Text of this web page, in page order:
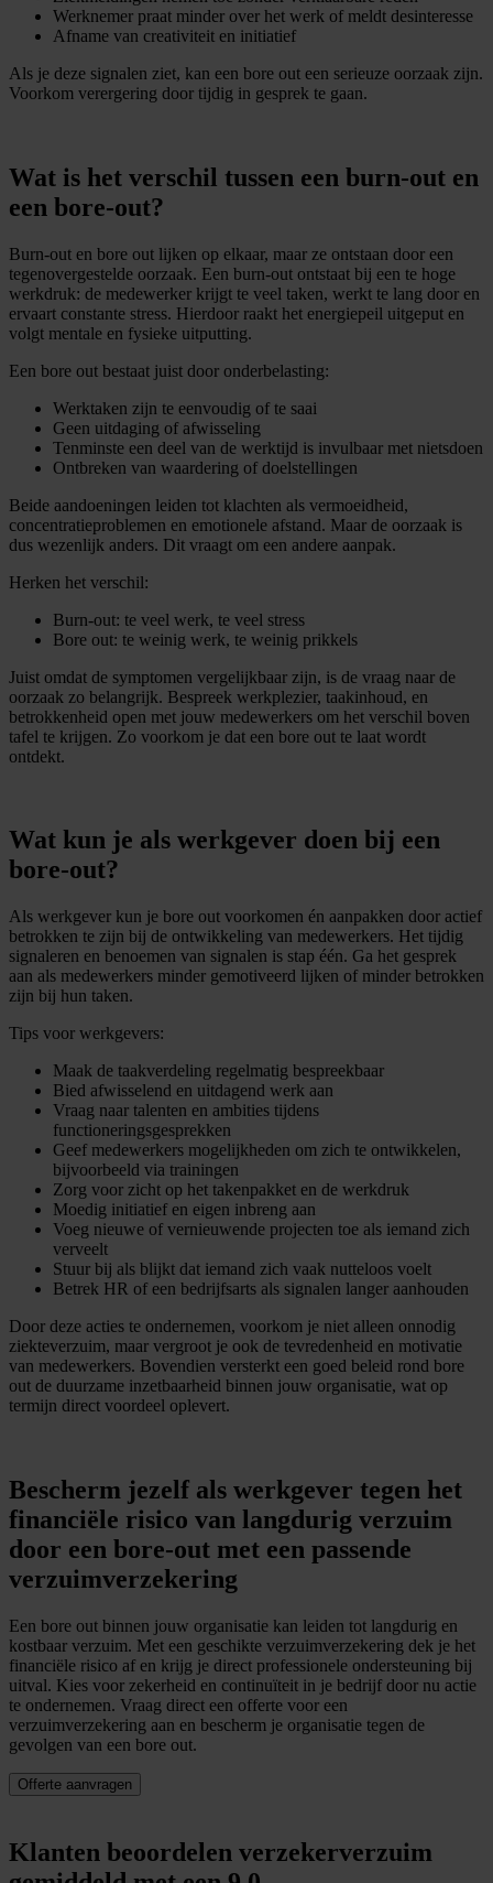
Werknemer praat minder over het werk of meldt desinteresse
Afname van creativiteit en initiatief
Als je deze signalen ziet, kan een bore out een serieuze oorzaak zijn.
Voorkom verergering door tijdig in gesprek te gaan.
Wat is het verschil tussen een burn-out en
een bore-out?
Burn-out en bore out lijken op elkaar, maar ze ontstaan door een
tegenovergestelde oorzaak. Een burn-out ontstaat bij een te hoge
werkdruk: de medewerker krijgt te veel taken, werkt te lang door en
ervaart constante stress. Hierdoor raakt het energiepeil uitgeput en
volgt mentale en fysieke uitputting.
Een bore out bestaat juist door onderbelasting:
Werktaken zijn te eenvoudig of te saai
Geen uitdaging of afwisseling
Tenminste een deel van de werktijd is invulbaar met nietsdoen
Ontbreken van waardering of doelstellingen
Beide aandoeningen leiden tot klachten als vermoeidheid,
concentratieproblemen en emotionele afstand. Maar de oorzaak is
dus wezenlijk anders. Dit vraagt om een andere aanpak.
Herken het verschil:
Burn-out: te veel werk, te veel stress
Bore out: te weinig werk, te weinig prikkels
Juist omdat de symptomen vergelijkbaar zijn, is de vraag naar de
oorzaak zo belangrijk. Bespreek werkplezier, taakinhoud, en
betrokkenheid open met jouw medewerkers om het verschil boven
tafel te krijgen. Zo voorkom je dat een bore out te laat wordt
ontdekt.
Wat kun je als werkgever doen bij een
bore-out?
Als werkgever kun je bore out voorkomen én aanpakken door actief
betrokken te zijn bij de ontwikkeling van medewerkers. Het tijdig
signaleren en benoemen van signalen is stap één. Ga het gesprek
aan als medewerkers minder gemotiveerd lijken of minder betrokken
zijn bij hun taken.
Tips voor werkgevers:
Maak de taakverdeling regelmatig bespreekbaar
Bied afwisselend en uitdagend werk aan
Vraag naar talenten en ambities tijdens
functioneringsgesprekken
Geef medewerkers mogelijkheden om zich te ontwikkelen,
bijvoorbeeld via trainingen
Zorg voor zicht op het takenpakket en de werkdruk
Moedig initiatief en eigen inbreng aan
Voeg nieuwe of vernieuwende projecten toe als iemand zich
verveelt
Stuur bij als blijkt dat iemand zich vaak nutteloos voelt
Betrek HR of een bedrijfsarts als signalen langer aanhouden
Door deze acties te ondernemen, voorkom je niet alleen onnodig
ziekteverzuim, maar vergroot je ook de tevredenheid en motivatie
van medewerkers. Bovendien versterkt een goed beleid rond bore
out de duurzame inzetbaarheid binnen jouw organisatie, wat op
termijn direct voordeel oplevert.
Bescherm jezelf als werkgever tegen het
financiële risico van langdurig verzuim
door een bore-out met een passende
verzuimverzekering
Een bore out binnen jouw organisatie kan leiden tot langdurig en
kostbaar verzuim. Met een geschikte verzuimverzekering dek je het
financiële risico af en krijg je direct professionele ondersteuning bij
uitval. Kies voor zekerheid en continuïteit in je bedrijf door nu actie
te ondernemen. Vraag direct een offerte voor een
verzuimverzekering aan en bescherm je organisatie tegen de
gevolgen van een bore out.
Offerte aanvragen
Klanten beoordelen verzekerverzuim